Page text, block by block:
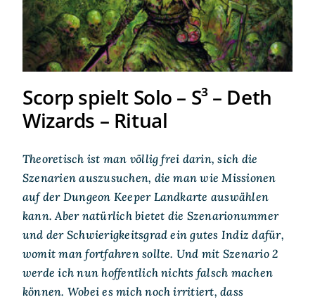
Scorp spielt Solo – S³ – Deth
Wizards – Ritual
Theoretisch ist man völlig frei darin, sich die
Szenarien auszusuchen, die man wie Missionen
auf der Dungeon Keeper Landkarte auswählen
kann. Aber natürlich bietet die Szenarionummer
und der Schwierigkeitsgrad ein gutes Indiz dafür,
womit man fortfahren sollte. Und mit Szenario 2
werde ich nun hoffentlich nichts falsch machen
können. Wobei es mich noch irritiert, dass